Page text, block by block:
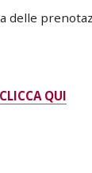
delle
QUI